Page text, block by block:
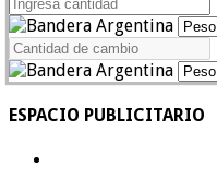
ESPACIO PUBLICITARIO